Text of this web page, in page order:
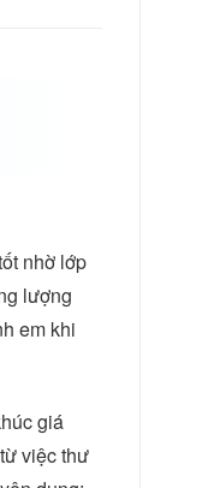
nhờ lớp
lượng
em khi
giá
việc thư